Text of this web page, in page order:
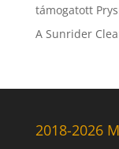
támogatott
A Sunrider
2018-2026